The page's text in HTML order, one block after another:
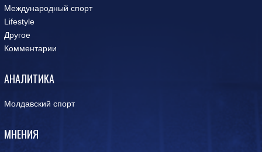
Международный спорт
Lifestyle
Другое
Комментарии
АНАЛИТИКА
Молдавский спорт
МНЕНИЯ